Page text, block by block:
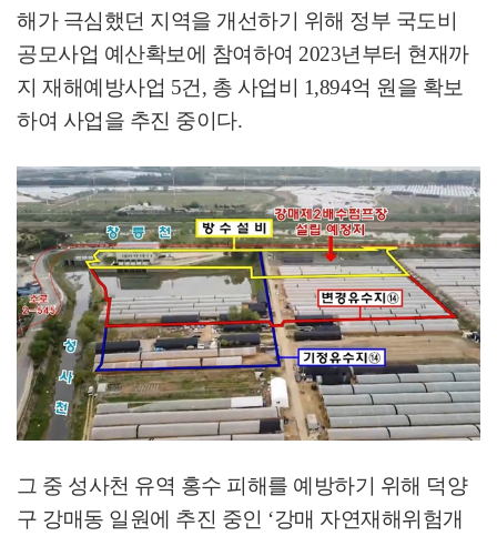
해가 극심했던 지역을 개선하기 위해 정부 국도비
공모사업 예산확보에 참여하여 2023년부터 현재까
지 재해예방사업 5건, 총 사업비 1,894억 원을 확보
하여 사업을 추진 중이다.
그 중 성사천 유역 홍수 피해를 예방하기 위해 덕양
구 강매동 일원에 추진 중인 ‘강매 자연재해위험개